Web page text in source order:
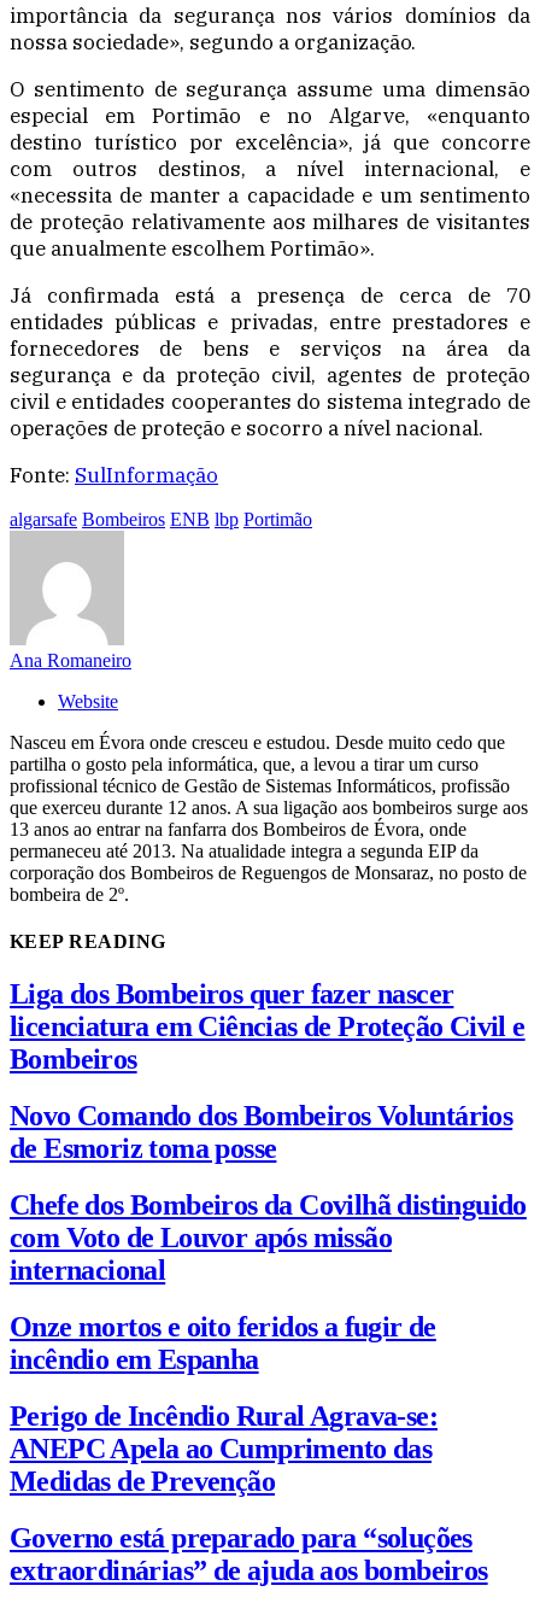
importância da segurança nos vários domínios da
nossa sociedade», segundo a organização.
O sentimento de segurança assume uma dimensão
especial em Portimão e no Algarve, «enquanto
destino turístico por excelência», já que concorre
com outros destinos, a nível internacional, e
«necessita de manter a capacidade e um sentimento
de proteção relativamente aos milhares de visitantes
que anualmente escolhem Portimão».
Já confirmada está a presença de cerca de 70
entidades públicas e privadas, entre prestadores e
fornecedores de bens e serviços na área da
segurança e da proteção civil, agentes de proteção
civil e entidades cooperantes do sistema integrado de
operações de proteção e socorro a nível nacional.
Fonte: SulInformação
algarsafe Bombeiros ENB lbp Portimão
Ana Romaneiro
Website
Nasceu em Évora onde cresceu e estudou. Desde muito cedo que
partilha o gosto pela informática, que, a levou a tirar um curso
profissional técnico de Gestão de Sistemas Informáticos, profissão
que exerceu durante 12 anos. A sua ligação aos bombeiros surge aos
13 anos ao entrar na fanfarra dos Bombeiros de Évora, onde
permaneceu até 2013. Na atualidade integra a segunda EIP da
corporação dos Bombeiros de Reguengos de Monsaraz, no posto de
bombeira de 2º.
KEEP READING
Liga dos Bombeiros quer fazer nascer
licenciatura em Ciências de Proteção Civil e
Bombeiros
Novo Comando dos Bombeiros Voluntários
de Esmoriz toma posse
Chefe dos Bombeiros da Covilhã distinguido
com Voto de Louvor após missão
internacional
Onze mortos e oito feridos a fugir de
incêndio em Espanha
Perigo de Incêndio Rural Agrava-se:
ANEPC Apela ao Cumprimento das
Medidas de Prevenção
Governo está preparado para “soluções
extraordinárias” de ajuda aos bombeiros